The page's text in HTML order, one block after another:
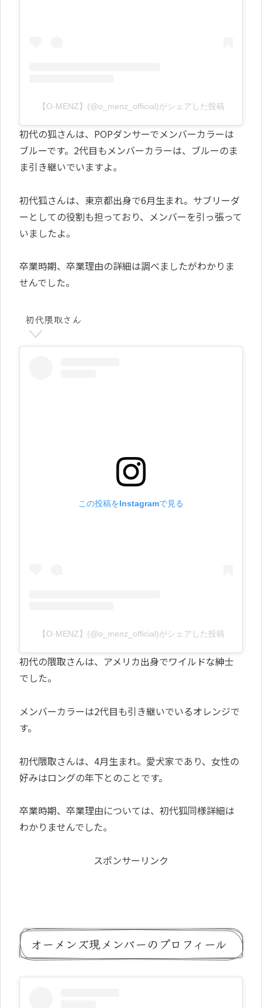
【O-MENZ】(@o_menz_official)がシェアした投稿
初代の狐さんは、POPダンサーでメンバーカラーは
ブルーです。2代目もメンバーカラーは、ブルーのま
ま引き継いでいますよ。
初代狐さんは、東京都出身で6月生まれ。サブリーダ
ーとしての役割も担っており、メンバーを引っ張って
いましたよ。
卒業時期、卒業理由の詳細は調べましたがわかりま
せんでした。
初代隈取さん
この投稿をInstagramで見る
【O-MENZ】(@o_menz_official)がシェアした投稿
初代の隈取さんは、アメリカ出身でワイルドな紳士
でした。
メンバーカラーは2代目も引き継いでいるオレンジで
す。
初代隈取さんは、4月生まれ。愛犬家であり、女性の
好みはロングの年下とのことです。
卒業時期、卒業理由については、初代狐同様詳細は
わかりませんでした。
スポンサーリンク
オーメンズ現メンバーのプロフィール